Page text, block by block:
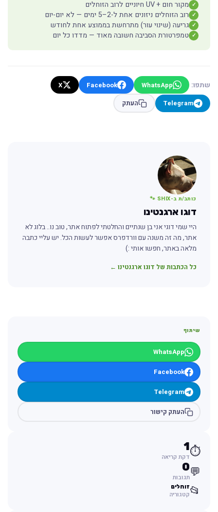
✓ מקור חום + UV חיוניים לרוב הזוחלים
✓ רוב הזוחלים ניזונים אחת ל-2–5 ימים — לא יום-יום
✓ גריעה (שינוי עור) מתרחשת בממוצע אחת לחודש
✓ טמפרטורת הסביבה חשובה מאוד — מדדו כל יום
שתפו: WhatsApp
Facebook
X
Telegram
העתק
כותב/ת ב-SHIX 🐾
דוגו ארגנטינו
היי שמי דוגי אני בן שנתיים והחלטתי לפתוח אתר, טוב נו.. בלוג לא
אתר, מה זה משנה עם וורדפרס אפשר לעשות הכל. יש עליי כתבה
מלאה באתר, חפשו אותי :)
כל הכתבות של דוגו ארגנטינו ←
שיתוף
WhatsApp
Facebook
Telegram
העתק קישור
⏱️
1
דקת קריאה
💬
0
תגובות
📂זוחלים
קטגוריה